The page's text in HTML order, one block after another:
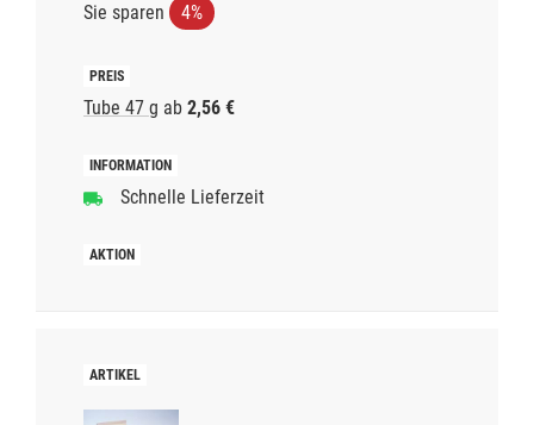
Sie sparen 4%
Tube 47 g ab 2,56 €
Schnelle Lieferzeit